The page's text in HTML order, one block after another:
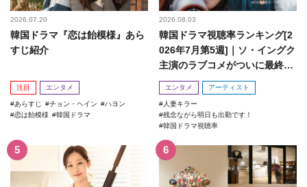
2026.07.20
韓国ドラマ『恋は飴模様』あら
すじ紹介
注目 エンタメ
あらすじ チョン・ヘイン
ハヨン
恋は飴模様
韓国ドラマ
2026.08.03
韓国ドラマ視聴率ランキング[2
026年7月第5週]｜ソ・イングク
主演のラブコメがついに最終
回！
エンタメ アーティスト
人妻キラー
残念ながら明日も出勤です！
韓国ドラマ視聴率